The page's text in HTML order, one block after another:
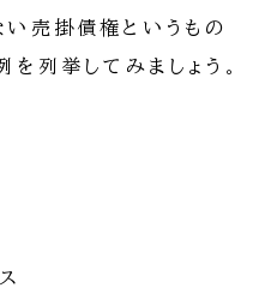
売掛債権というもの
列挙してみましょう。